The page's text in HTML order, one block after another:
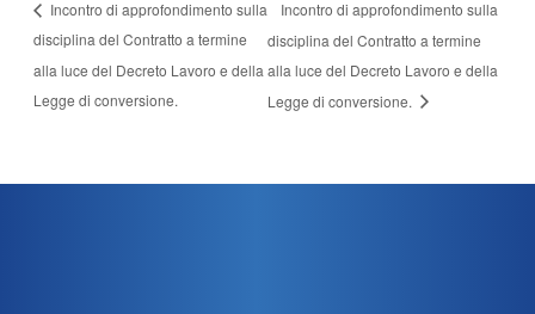
Incontro di approfondimento sulla
disciplina del Contratto a termine
alla luce del Decreto Lavoro e della
Legge di conversione.
Incontro di approfondimento sulla
disciplina del Contratto a termine
alla luce del Decreto Lavoro e della
Legge di conversione.